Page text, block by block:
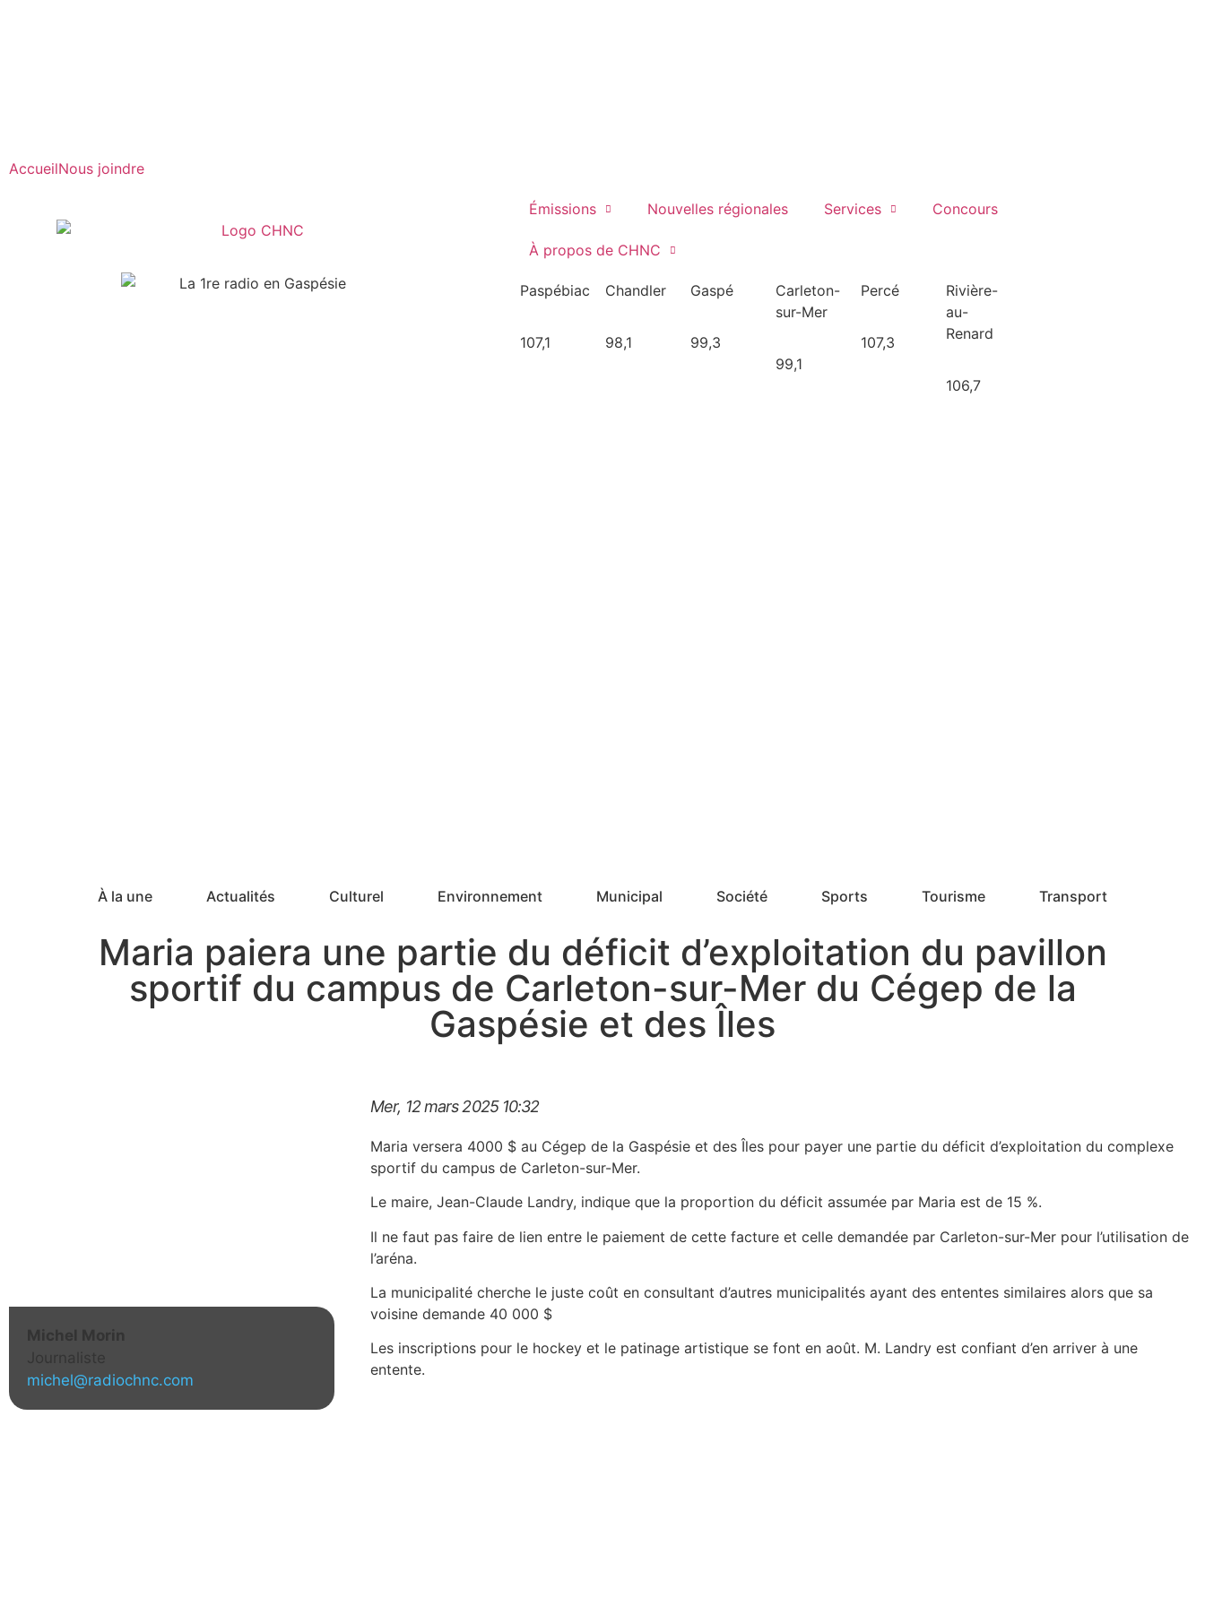
AccueilNous joindre
Émissions Nouvelles régionales Services Concours
À propos de CHNC
Paspébiac
107,1
Chandler
98,1
Gaspé
99,3
Carleton-
sur-Mer
99,1
Percé
107,3
Rivière-
au-
Renard
106,7
À la une Actualités Culturel Environnement Municipal Société Sports Tourisme Transport
Maria paiera une partie du déficit d’exploitation du pavillon
sportif du campus de Carleton-sur-Mer du Cégep de la
Gaspésie et des Îles
Michel Morin
Journaliste
michel@radiochnc.com
Mer, 12 mars 2025 10:32
Maria versera 4000 $ au Cégep de la Gaspésie et des Îles pour payer une partie du déficit d’exploitation du complexe
sportif du campus de Carleton-sur-Mer.
Le maire, Jean-Claude Landry, indique que la proportion du déficit assumée par Maria est de 15 %.
Il ne faut pas faire de lien entre le paiement de cette facture et celle demandée par Carleton-sur-Mer pour l’utilisation de
l’aréna.
La municipalité cherche le juste coût en consultant d’autres municipalités ayant des ententes similaires alors que sa
voisine demande 40 000 $
Les inscriptions pour le hockey et le patinage artistique se font en août. M. Landry est confiant d’en arriver à une
entente.